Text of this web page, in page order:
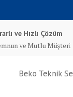
ve Hızlı Çözüm
ve Mutlu Müşteri
Beko Teknik